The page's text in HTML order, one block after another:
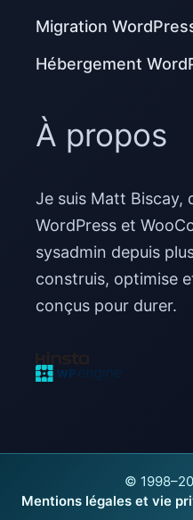
Migration
Hébergement
À propos
Je suis Matt Biscay,
WordPress et
sysadmin depuis
construis, optimise
conçus pour durer.
©
Mentions légales et vie